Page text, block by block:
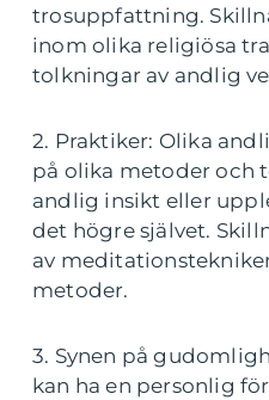
trosuppfattning.
inom olika religiösa
tolkningar av andlig
2. Praktiker: Olika
på olika metoder och
andlig insikt eller
det högre självet.
av
metoder.
3. Synen på
kan ha en personlig